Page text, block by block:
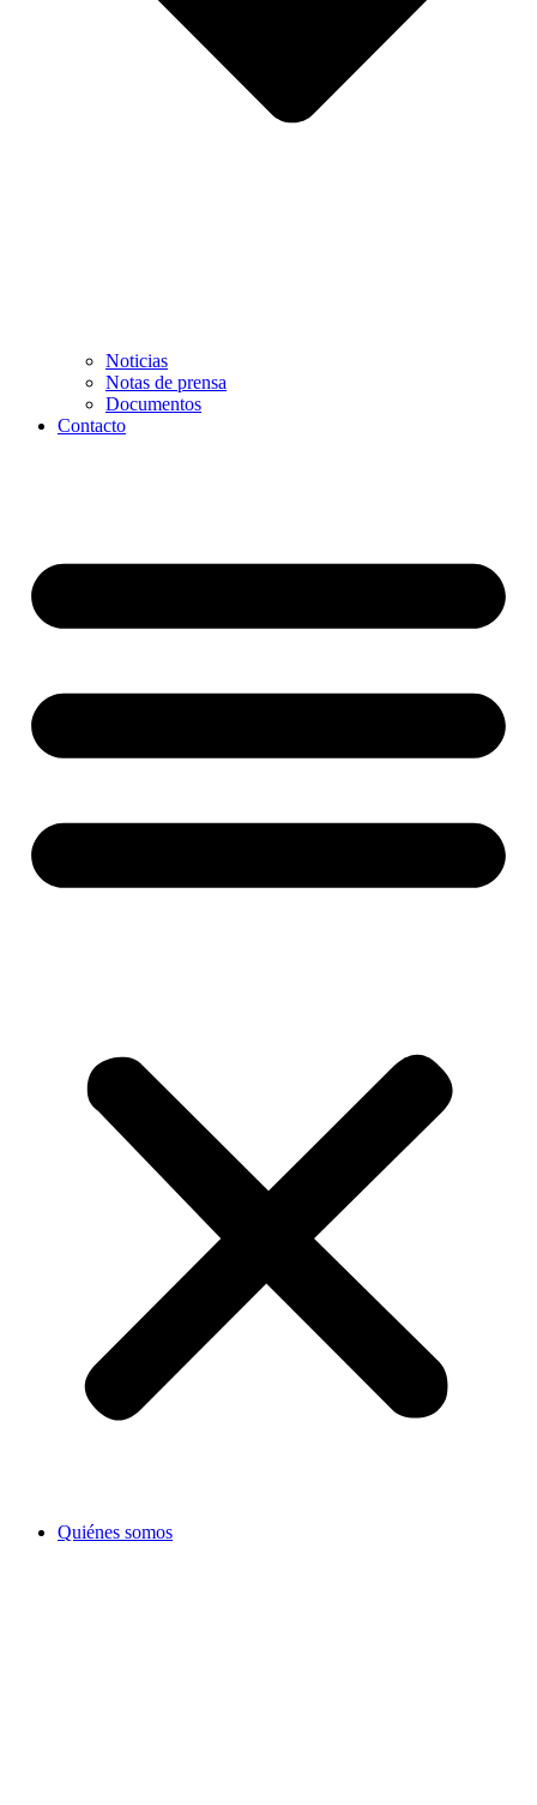
Noticias
Notas de prensa
Documentos
Contacto
Quiénes somos